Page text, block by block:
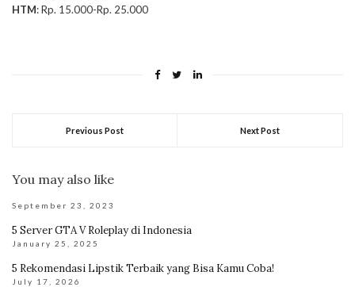
HTM: Rp. 15.000-Rp. 25.000
Previous Post Next Post
You may also like
September 23, 2023
5 Server GTA V Roleplay di Indonesia
January 25, 2025
5 Rekomendasi Lipstik Terbaik yang Bisa Kamu Coba!
July 17, 2026